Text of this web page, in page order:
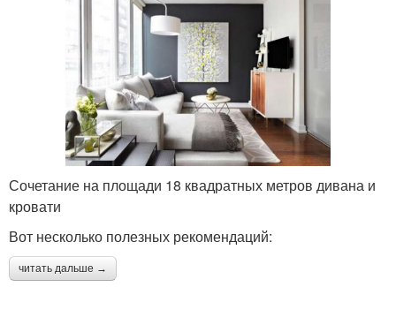
Сочетание на площади 18 квадратных метров дивана и
кровати
Вот несколько полезных рекомендаций:
читать дальше →